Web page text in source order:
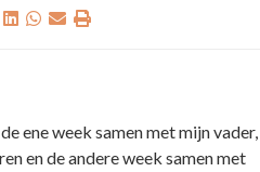
ene week samen met mijn vader,
en de andere week samen met